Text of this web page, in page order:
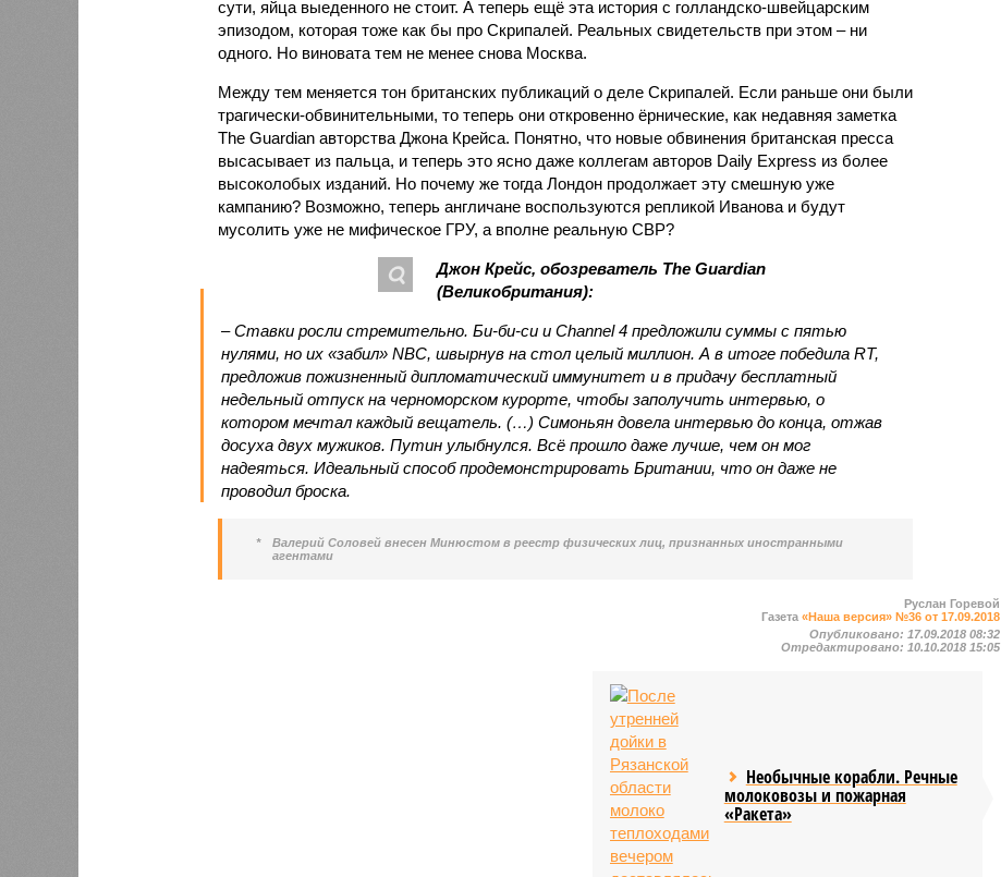
сути, яйца выеденного не стоит. А теперь ещё эта история с голландско-швейцарским
эпизодом, которая тоже как бы про Скрипалей. Реальных свидетельств при этом – ни
одного. Но виновата тем не менее снова Москва.
Между тем меняется тон британских публикаций о деле Скрипалей. Если раньше они были
трагически-обвинительными, то теперь они откровенно ёрнические, как недавняя заметка
The Guardian авторства Джона Крейса. Понятно, что новые обвинения британская пресса
высасывает из пальца, и теперь это ясно даже коллегам авторов Daily Express из более
высоколобых изданий. Но почему же тогда Лондон продолжает эту смешную уже
кампанию? Возможно, теперь англичане воспользуются репликой Иванова и будут
мусолить уже не мифическое ГРУ, а вполне реальную СВР?
Джон Крейс, обозреватель The Guardian
(Великобритания):
– Ставки росли стремительно. Би-би-си и Channel 4 предложили суммы с пятью
нулями, но их «забил» NBC, швырнув на стол целый миллион. А в итоге победила RT,
предложив пожизненный дипломатический иммунитет и в придачу бесплатный
недельный отпуск на черноморском курорте, чтобы заполучить интервью, о
котором мечтал каждый вещатель. (…) Симоньян довела интервью до конца, отжав
досуха двух мужиков. Путин улыбнулся. Всё прошло даже лучше, чем он мог
надеяться. Идеальный способ продемонстрировать Британии, что он даже не
проводил броска.
*
Валерий Соловей внесен Минюстом в реестр физических лиц, признанных иностранными
агентами
Руслан Горевой
Газета«Наша версия» №36 от 17.09.2018
Опубликовано: 17.09.2018 08:32
Отредактировано: 10.10.2018 15:05
Необычные корабли. Речные
молоковозы и пожарная
«Ракета»